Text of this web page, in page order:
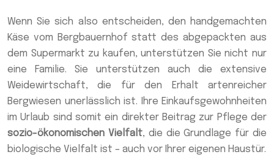
Wenn Sie sich also entscheiden, den handgemachten
Käse vom Bergbauernhof statt des abgepackten aus
dem Supermarkt zu kaufen, unterstützen Sie nicht nur
eine Familie. Sie unterstützen auch die extensive
Weidewirtschaft, die für den Erhalt artenreicher
Bergwiesen unerlässlich ist. Ihre Einkaufsgewohnheiten
im Urlaub sind somit ein direkter Beitrag zur Pflege der
sozio-ökonomischen Vielfalt, die die Grundlage für die
biologische Vielfalt ist – auch vor Ihrer eigenen Haustür.